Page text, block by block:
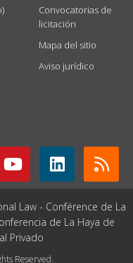
Convocatorias de
licitación
Mapa del sitio
Aviso jurídico
Law - Conférence de La
de La Haya de
Privado
Reserved.